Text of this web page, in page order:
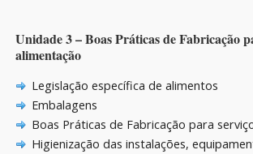
Unidade 3 – Boas Práticas de Fabricação
alimentação
Legislação específica de alimentos
Embalagens
Boas Práticas de Fabricação para
Higienização das instalações,